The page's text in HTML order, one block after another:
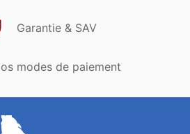
Garantie & SAV
modes de paiement